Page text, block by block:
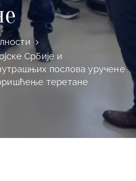
Србије и
послова уручене
теретане